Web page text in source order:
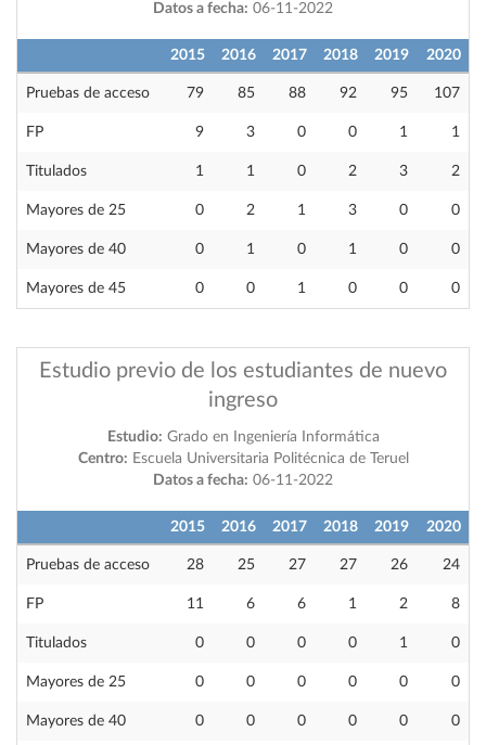
Datos a fecha: 06-11-2022
2015 2016 2017 2018 2019 2020
Pruebas de acceso 79 85 88 92 95 107
FP 9 3 0 0 1 1
Titulados 1 1 0 2 3 2
Mayores de 25 0 2 1 3 0 0
Mayores de 40 0 1 0 1 0 0
Mayores de 45 0 0 1 0 0 0
Estudio previo de los estudiantes de nuevo
ingreso
Estudio: Grado en Ingeniería Informática
Centro: Escuela Universitaria Politécnica de Teruel
Datos a fecha: 06-11-2022
2015 2016 2017 2018 2019 2020
Pruebas de acceso 28 25 27 27 26 24
FP 11 6 6 1 2 8
Titulados 0 0 0 0 1 0
Mayores de 25 0 0 0 0 0 0
Mayores de 40 0 0 0 0 0 0